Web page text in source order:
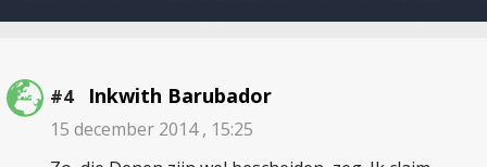
#4 Inkwith Barubador
15 december 2014 , 15:25